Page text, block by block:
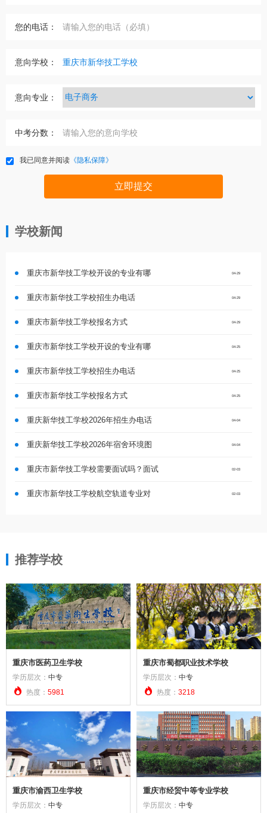
您的电话：
意向学校：
意向专业：
中考分数：
我已同意并阅读 《隐私保障》
立即提交
学校新闻
重庆市新华技工学校开设的专业有哪 04-29
重庆市新华技工学校招生办电话 04-29
重庆市新华技工学校报名方式 04-29
重庆市新华技工学校开设的专业有哪 04-25
重庆市新华技工学校招生办电话 04-25
重庆市新华技工学校报名方式 04-25
重庆新华技工学校2026年招生办电话 04-04
重庆新华技工学校2026年宿舍环境图 04-04
重庆市新华技工学校需要面试吗？面试 02-03
重庆市新华技工学校航空轨道专业对 02-03
推荐学校
重庆市医药卫生学校
学历层次： 中专
 热度： 5981
重庆市蜀都职业技术学校
学历层次： 中专
 热度： 3218
重庆市渝西卫生学校
学历层次： 中专
重庆市经贸中等专业学校
学历层次： 中专